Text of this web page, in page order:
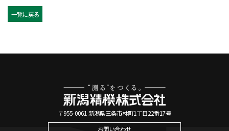
一覧に戻る
〒955-0061 新潟県三条市林町1丁目22番17号
お問い合わせ